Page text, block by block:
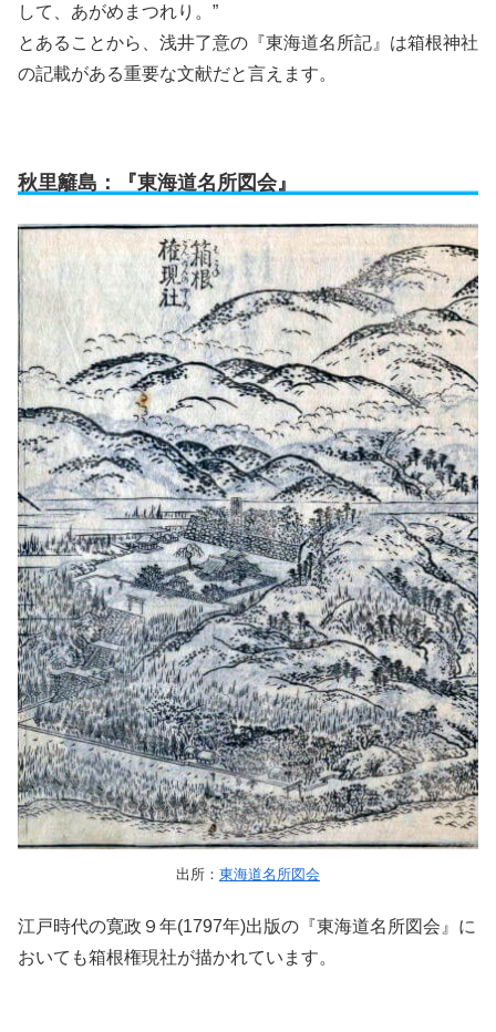
して、あがめまつれり。”
とあることから、浅井了意の『東海道名所記』は箱根神社
の記載がある重要な文献だと言えます。
秋里籬島：『東海道名所図会』
出所： 東海道名所図会
江戸時代の寛政９年(1797年)出版の『東海道名所図会』に
おいても箱根権現社が描かれています。